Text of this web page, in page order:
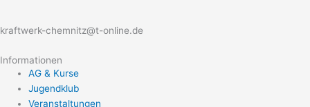
kraftwerk-chemnitz@t-online.de
Informationen
AG & Kurse
Jugendklub
Veranstaltungen